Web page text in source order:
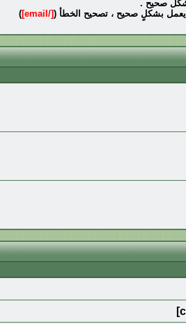
بشكل صحيح .
بشكلٍ صحيح ، تصحيح الخطأ ([/email]
)